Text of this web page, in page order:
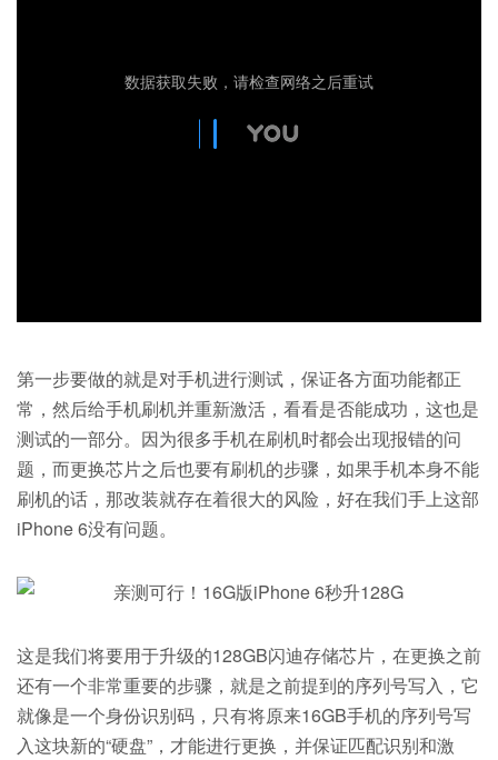
第一步要做的就是对手机进行测试，保证各方面功能都正
常，然后给手机刷机并重新激活，看看是否能成功，这也是
测试的一部分。因为很多手机在刷机时都会出现报错的问
题，而更换芯片之后也要有刷机的步骤，如果手机本身不能
刷机的话，那改装就存在着很大的风险，好在我们手上这部
iPhone 6没有问题。
这是我们将要用于升级的128GB闪迪存储芯片，在更换之前
还有一个非常重要的步骤，就是之前提到的序列号写入，它
就像是一个身份识别码，只有将原来16GB手机的序列号写
入这块新的“硬盘”，才能进行更换，并保证匹配识别和激